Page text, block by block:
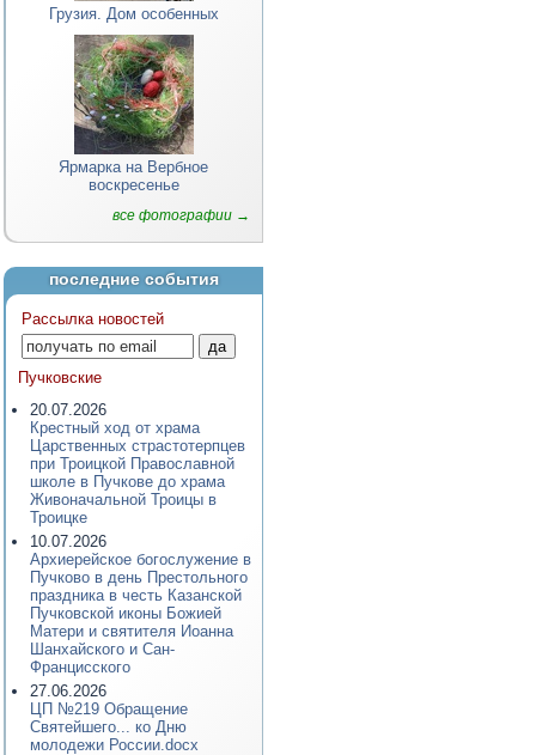
Грузия. Дом особенных
Ярмарка на Вербное
воскресенье
все фотографии →
последние события
Рассылка новостей
Пучковские
20.07.2026
Крестный ход от храма
Царственных страстотерпцев
при Троицкой Православной
школе в Пучкове до храма
Живоначальной Троицы в
Троицке
10.07.2026
Архиерейское богослужение в
Пучково в день Престольного
праздника в честь Казанской
Пучковской иконы Божией
Матери и святителя Иоанна
Шанхайского и Сан-
Францисского
27.06.2026
ЦП №219 Обращение
Святейшего... ко Дню
молодежи России.docx